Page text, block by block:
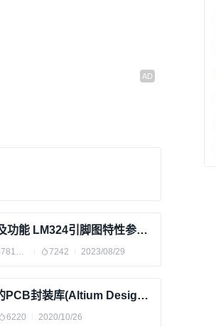
LM324引脚图及功能 LM324引脚图特性参数与工作原理
eefocus_3781508 7242 2023/08/29
共享一下自己的PCB封装库(Altium Designer)
6220 2020/10/26